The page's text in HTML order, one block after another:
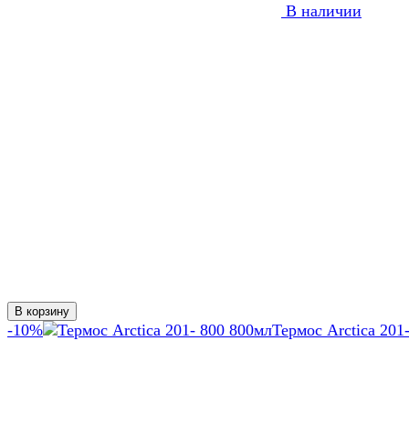
В наличии
В корзину
-10% Термос Arctica